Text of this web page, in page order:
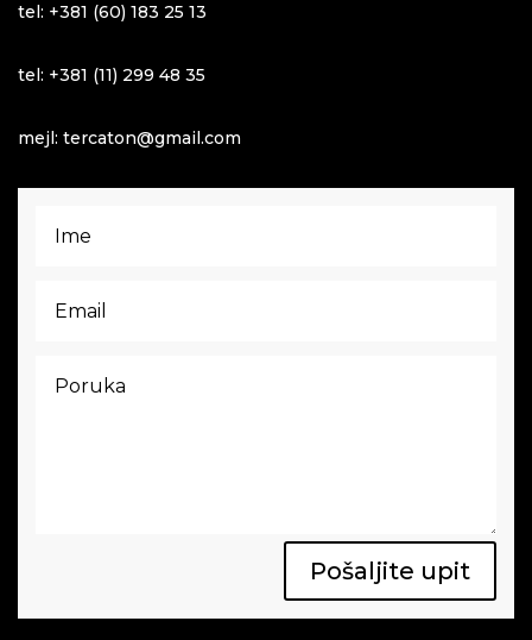
tel: +381 (60) 183 25 13
tel: +381 (11) 299 48 35
mejl: tercaton@gmail.com
Pošaljite upit